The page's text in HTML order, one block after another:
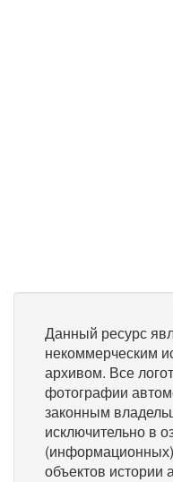
Данный ресурс
некоммерческим
архивом. Все
фотографии
законным
исключительно в
объектов истории